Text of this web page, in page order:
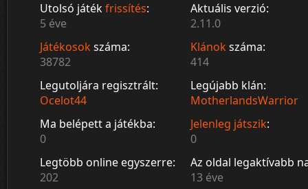
Utolsó játékfrissítés:
5 éve
Aktuális verzió:
2.11.0
Játékosokszáma:
38782
Klánokszáma:
414
Legutoljára regisztrált:
Ocelot44
Legújabb klán:
MotherlandsWarrior
Ma belépett a játékba:
0
Jelenleg játszik:
0
Legtöbb online egyszerre:
202
Az oldal legaktívabb
13 éve